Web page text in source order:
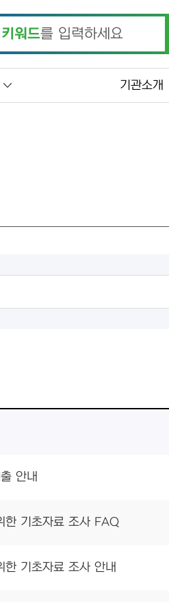
키워드를 입력하세요
기관소개
안내
한 기초자료 조사 FAQ
기초자료 조사 안내